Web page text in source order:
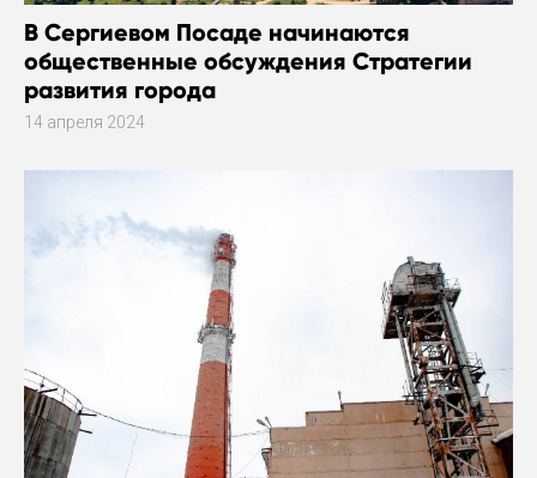
В Сергиевом Посаде начинаются
общественные обсуждения Стратегии
развития города
14 апреля 2024